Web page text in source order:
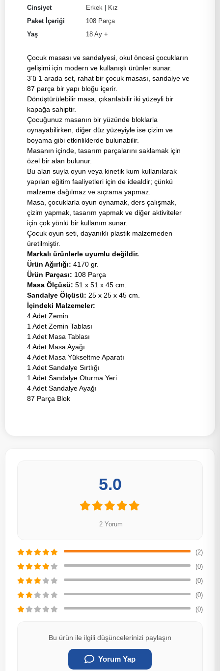
Cinsiyet Erkek | Kız
Paket İçeriği
108 Parça
Yaş
18 Ay +
Çocuk masası ve sandalyesi, okul öncesi çocukların
gelişimi için modern ve kullanışlı ürünler sunar.
3’ü 1 arada set, rahat bir çocuk masası, sandalye ve
87 parça bir yapı bloğu içerir.
Dönüştürülebilir masa, çıkarılabilir iki yüzeyli bir
kapağa sahiptir.
Çocuğunuz masanın bir yüzünde bloklarla
oynayabilirken, diğer düz yüzeyiyle ise çizim ve
boyama gibi etkinliklerde bulunabilir.
Masanın içinde, tasarım parçalarını saklamak için
özel bir alan bulunur.
Bu alan suyla oyun veya kinetik kum kullanılarak
yapılan eğitim faaliyetleri için de idealdir; çünkü
malzeme dağılmaz ve sıçrama yapmaz.
Masa, çocuklarla oyun oynamak, ders çalışmak,
çizim yapmak, tasarım yapmak ve diğer aktiviteler
için çok yönlü bir kullanım sunar.
Çocuk oyun seti, dayanıklı plastik malzemeden
üretilmiştir.
Markalı ürünlerle uyumlu değildir.
Ürün Ağırlığı: 4170 gr.
Ürün Parçası: 108 Parça
Masa Ölçüsü: 51 x 51 x 45 cm.
Sandalye Ölçüsü: 25 x 25 x 45 cm.
İçindeki Malzemeler:
4 Adet Zemin
1 Adet Zemin Tablası
1 Adet Masa Tablası
4 Adet Masa Ayağı
4 Adet Masa Yükseltme Aparatı
1 Adet Sandalye Sırtlığı
1 Adet Sandalye Oturma Yeri
4 Adet Sandalye Ayağı
87 Parça Blok
5.0
2 Yorum
(2)
(0)
(0)
(0)
(0)
Bu ürün ile ilgili düşüncelerinizi paylaşın
Yorum Yap